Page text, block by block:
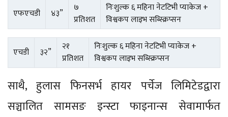
एफएचडी ४३”
७
प्रतिशत
निःशुल्क ६ महिना नेटटिभी प्याकेज +
विश्वकप लाइभ सब्स्क्रिप्सन
एचडी ३२”
२१
प्रतिशत
निःशुल्क ६ महिना नेटटिभी प्याकेज +
विश्वकप लाइभ सब्स्क्रिप्सन
साथै, हुलास फिनसर्भ हायर पर्चेज लिमिटेडद्वारा
सञ्चालित सामसङ इन्स्टा फाइनान्स सेवामार्फत